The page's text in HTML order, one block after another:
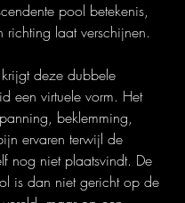
pool betekenis,
richting laat verschijnen.
deze dubbele
een virtuele vorm. Het
beklemming,
ervaren terwijl de
nog niet plaatsvindt. De
is dan niet gericht op de